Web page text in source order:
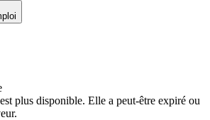
plus disponible. Elle a peut-être expiré ou